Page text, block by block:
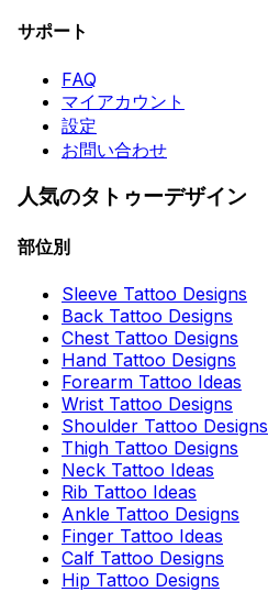
サポート
FAQ
マイアカウント
設定
お問い合わせ
人気のタトゥーデザイン
部位別
Sleeve Tattoo Designs
Back Tattoo Designs
Chest Tattoo Designs
Hand Tattoo Designs
Forearm Tattoo Ideas
Wrist Tattoo Designs
Shoulder Tattoo Designs
Thigh Tattoo Designs
Neck Tattoo Ideas
Rib Tattoo Ideas
Ankle Tattoo Designs
Finger Tattoo Ideas
Calf Tattoo Designs
Hip Tattoo Designs